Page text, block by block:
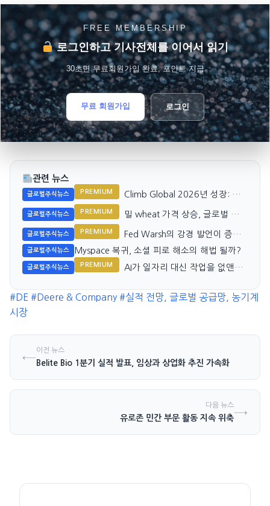
FREE MEMBERSHIP
로그인하고 기사전체를 이어서 읽기
30초면 무료회원가입 완료, 포인트 지급
무료 회원가입 로그인
관련 뉴스
글로벌주식뉴스 PREMIUM
Climb Global 2026년 성장: 고
글로벌주식뉴스 PREMIUM
밀 wheat 가격 상승, 글로벌 공급
글로벌주식뉴스 PREMIUM
Fed Warsh의 강경 발언이 증시
를 흔들다
글로벌주식뉴스 Myspace 복귀, 소셜 피로 해소의 해법 될까?
글로벌주식뉴스 PREMIUM
AI가 일자리 대신 작업을 없앤다:
#DE #Deere & Company #실적 전망, 글로벌 공급망, 농기계
시장
←이전 뉴스
Belite Bio 1분기 실적 발표, 임상과 상업화 추진 가속화
다음 뉴스
유로존 민간 부문 활동 지속 위축→